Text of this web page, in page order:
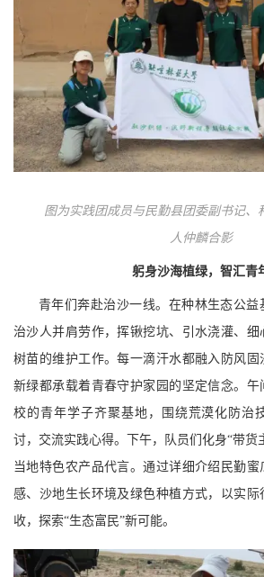
图为实践团成员与民勤县团委副书记、
人仲麟合影
躬身沙海植绿，智汇青
青年们奔赴治沙一线。在种林生态公
治沙人并肩劳作，挥锹挖坑、引水浇灌、
树苗的维护工作。每一滴汗水都融入防风
新绿都承载着青春守护家园的坚定信念。午
校的青年学子齐聚基地，围绕荒漠化防治
讨，交流实践心得。下午，队员们化身“带货
当地特色农产品代言。通过详细介绍民勤蜜
感、沙地生长环境及绿色种植方式，以实际
收，探索“生态富民”新可能。